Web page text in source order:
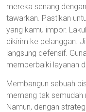
mereka senang
tawarkan. Pastikan
yang kamu impor.
dikirim ke pelanggan.
langsung defensif.
memperbaiki layanan
Membangun sebuah
memang tak semudah
Namun, dengan